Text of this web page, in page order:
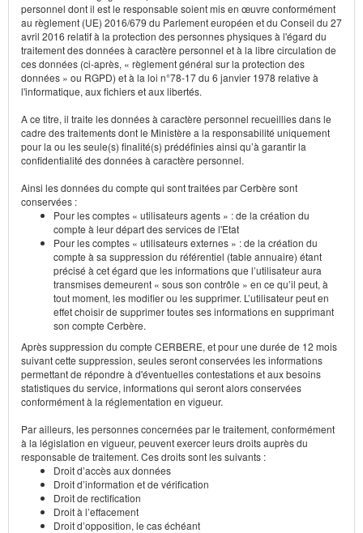
personnel dont il est le responsable soient mis en œuvre conformément
au règlement (UE) 2016/679 du Parlement européen et du Conseil du 27
avril 2016 relatif à la protection des personnes physiques à l'égard du
traitement des données à caractère personnel et à la libre circulation de
ces données (ci-après, « règlement général sur la protection des
données » ou RGPD) et à la loi n°78-17 du 6 janvier 1978 relative à
l'informatique, aux fichiers et aux libertés.
A ce titre, il traite les données à caractère personnel recueillies dans le
cadre des traitements dont le Ministère a la responsabilité uniquement
pour la ou les seule(s) finalité(s) prédéfinies ainsi qu’à garantir la
confidentialité des données à caractère personnel.
Ainsi les données du compte qui sont traitées par Cerbère sont
conservées :
Pour les comptes « utilisateurs agents » : de la création du
compte à leur départ des services de l'Etat
Pour les comptes « utilisateurs externes » : de la création du
compte à sa suppression du référentiel (table annuaire) étant
précisé à cet égard que les informations que l’utilisateur aura
transmises demeurent « sous son contrôle » en ce qu’il peut, à
tout moment, les modifier ou les supprimer. L’utilisateur peut en
effet choisir de supprimer toutes ses informations en supprimant
son compte Cerbère.
Après suppression du compte CERBERE, et pour une durée de 12 mois
suivant cette suppression, seules seront conservées les informations
permettant de répondre à d'éventuelles contestations et aux besoins
statistiques du service, informations qui seront alors conservées
conformément à la réglementation en vigueur.
Par ailleurs, les personnes concernées par le traitement, conformément
à la législation en vigueur, peuvent exercer leurs droits auprès du
responsable de traitement. Ces droits sont les suivants :
Droit d’accès aux données
Droit d’information et de vérification
Droit de rectification
Droit à l’effacement
Droit d’opposition, le cas échéant